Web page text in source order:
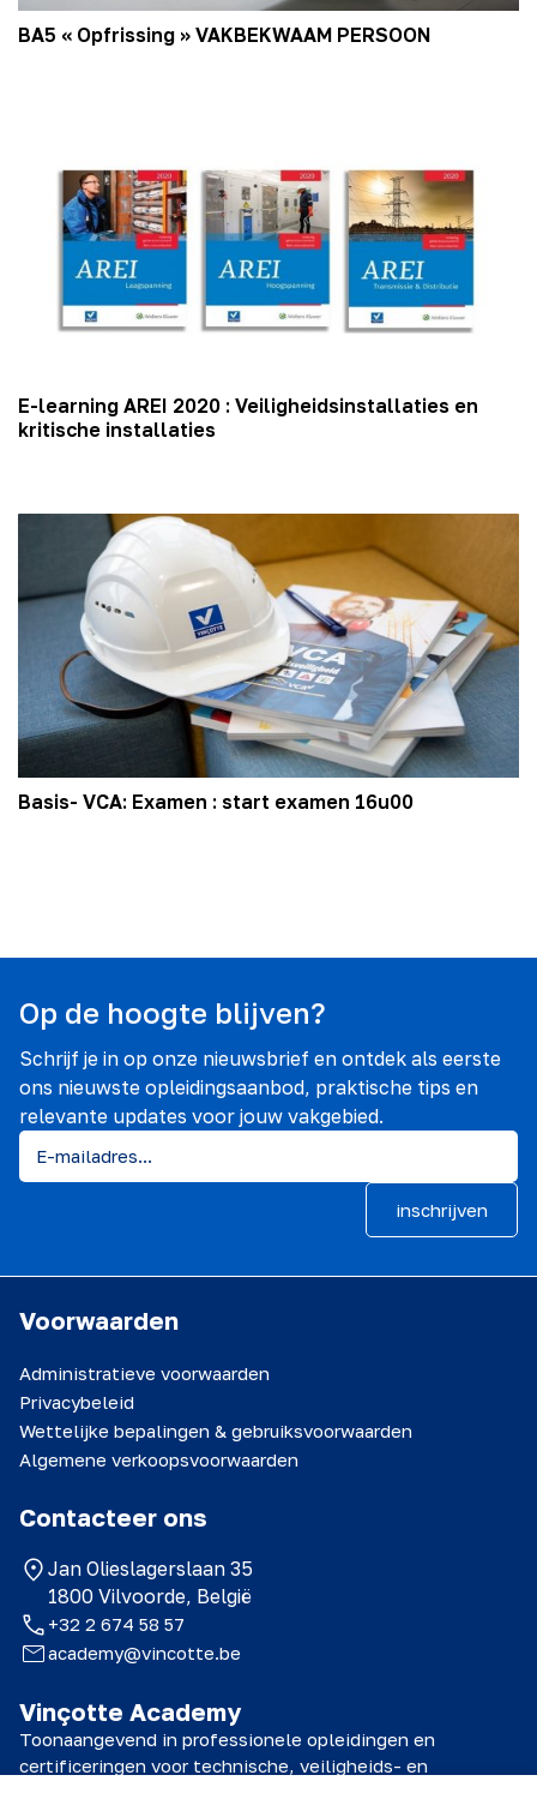
BA5 « Opfrissing » VAKBEKWAAM PERSOON
E-learning AREI 2020 : Veiligheidsinstallaties en
kritische installaties
Basis- VCA: Examen : start examen 16u00
Op de hoogte blijven?
Schrijf je in op onze nieuwsbrief en ontdek als eerste
ons nieuwste opleidingsaanbod, praktische tips en
relevante updates voor jouw vakgebied.
inschrijven
Vinçotte Academy
Toonaangevend in professionele opleidingen en
certificeringen voor technische, veiligheids- en
Voorwaarden
Administratieve voorwaarden
Privacybeleid
Wettelijke bepalingen & gebruiksvoorwaarden
Algemene verkoopsvoorwaarden
Contacteer ons
Jan Olieslagerslaan 35
1800 Vilvoorde, België
+32 2 674 58 57
academy@vincotte.be